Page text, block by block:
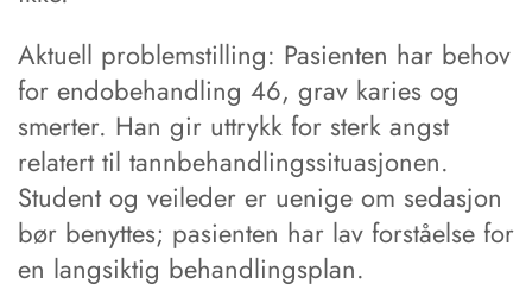
Aktuell problemstilling: Pasienten har behov
for endobehandling 46, grav karies og
smerter. Han gir uttrykk for sterk angst
relatert til tannbehandlingssituasjonen.
Student og veileder er uenige om sedasjon
bør benyttes; pasienten har lav forståelse for
en langsiktig behandlingsplan.